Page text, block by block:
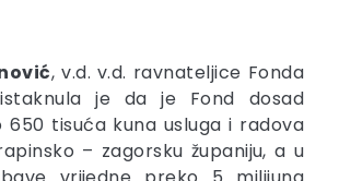
, v.d. v.d. ravnateljice Fonda
je da je Fond dosad
650 tisuća kuna usluga i radova
– zagorsku županiju, a u